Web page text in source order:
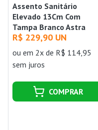
Assento Sanitário
Elevado 13Cm Com
Tampa Branco Astra
R$ 229,90 UN
ou em 2x de R$ 114,95
sem juros
COMPRAR